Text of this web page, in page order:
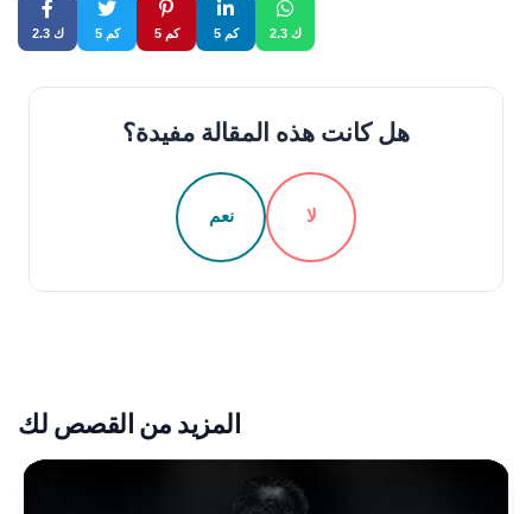
2.3 ك 5 كم 5 كم 5 كم 2.3 ك
هل كانت هذه المقالة مفيدة؟
نعم لا
المزيد من القصص لك